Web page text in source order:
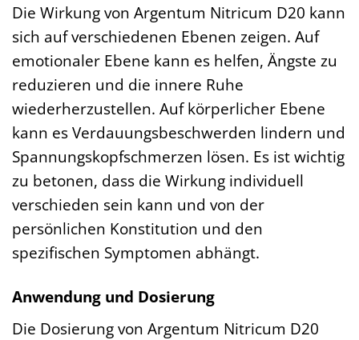
Die Wirkung von Argentum Nitricum D20 kann
sich auf verschiedenen Ebenen zeigen. Auf
emotionaler Ebene kann es helfen, Ängste zu
reduzieren und die innere Ruhe
wiederherzustellen. Auf körperlicher Ebene
kann es Verdauungsbeschwerden lindern und
Spannungskopfschmerzen lösen. Es ist wichtig
zu betonen, dass die Wirkung individuell
verschieden sein kann und von der
persönlichen Konstitution und den
spezifischen Symptomen abhängt.
Anwendung und Dosierung
Die Dosierung von Argentum Nitricum D20